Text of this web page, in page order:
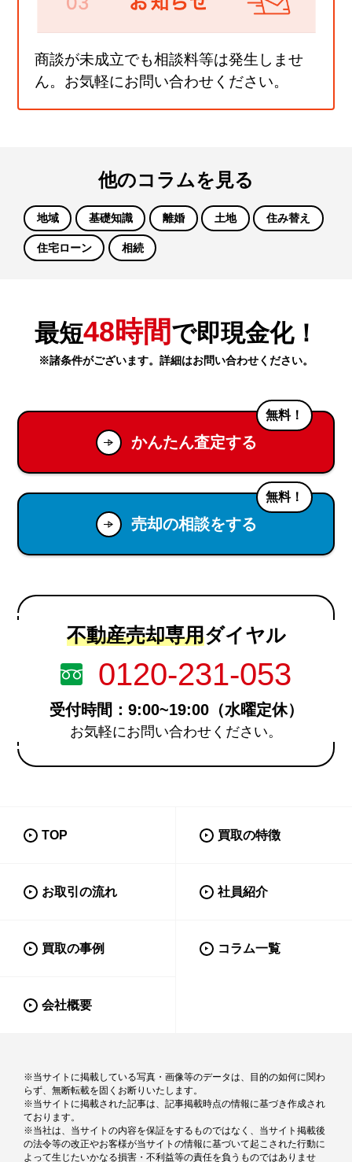
商談が未成立でも相談料等は発生しませ
ん。お気軽にお問い合わせください。
他のコラムを見る
地域 基礎知識 離婚 土地 住み替え
住宅ローン 相続
最短48時間で即現金化！
※諸条件がございます。詳細はお問い合わせください。
かんたん査定する
無料！
売却の相談をする
無料！
不動産売却専用ダイヤル
0120-231-053
受付時間：9:00~19:00（水曜定休）
お気軽にお問い合わせください。
TOP 買取の特徴
お取引の流れ 社員紹介
買取の事例 コラム一覧
会社概要
※当サイトに掲載している写真・画像等のデータは、目的の如何に関わ
らず、無断転載を固くお断りいたします。
※当サイトに掲載された記事は、記事掲載時点の情報に基づき作成され
ております。
※当社は、当サイトの内容を保証をするものではなく、当サイト掲載後
の法令等の改正やお客様が当サイトの情報に基づいて起こされた行動に
よって生じたいかなる損害・不利益等の責任を負うものではありませ